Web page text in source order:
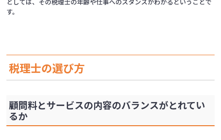
す。
税理士の選び方
顧問料とサービスの内容のバランスがとれてい
るか